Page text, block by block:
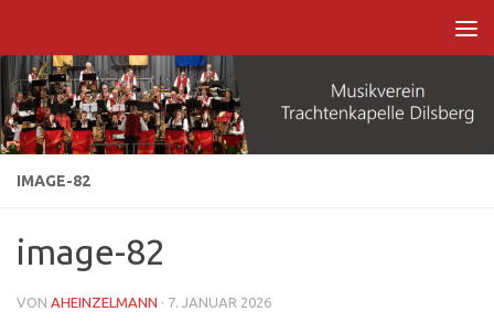
IMAGE-82
image-82
VON AHEINZELMANN · 7. JANUAR 2026